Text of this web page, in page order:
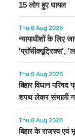
15 लोग हुए घायल
Thu,6 Aug 2026
न्यायाधीशों के लिए
'प्राॅसीक्यूट्रिक्स',
रोक
Thu,6 Aug 2026
बिहार विधान
शपथ लेकर संभाली
Thu,6 Aug 2026
बिहार के राजस्व एवं